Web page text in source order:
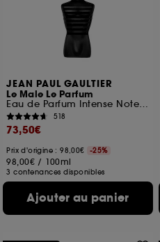
JEAN PAUL GAULTIER
Le Male Le Parfum
Eau de Parfum Intense Notes de Cardamome, Lavande et Iris
518
73,50€
Prix d'origine : 98,00€ -25%
98,00€ / 100ml
3 contenances disponibles
Ajouter au panier
ou en magasin. Pour
sur "continuer sans
moment choisir de retirer
souhaitez obtenir plus
utilisés, cliquez